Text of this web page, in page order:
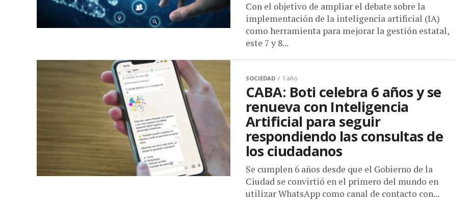
Con el objetivo de ampliar el debate sobre la
implementación de la inteligencia artificial (IA)
como herramienta para mejorar la gestión estatal,
este 7 y 8...
SOCIEDAD 1 año
CABA: Boti celebra 6 años y se
renueva con Inteligencia
Artificial para seguir
respondiendo las consultas de
los ciudadanos
Se cumplen 6 años desde que el Gobierno de la
Ciudad se convirtió en el primero del mundo en
utilizar WhatsApp como canal de contacto con...